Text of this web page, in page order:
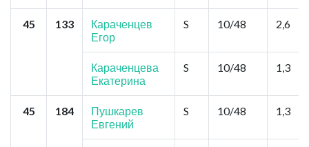
45 133
Караченцев
Егор
S 10/48 2,6
Караченцева
Екатерина
S 10/48 1,3
45 184
Пушкарев
Евгений
S 10/48 1,3